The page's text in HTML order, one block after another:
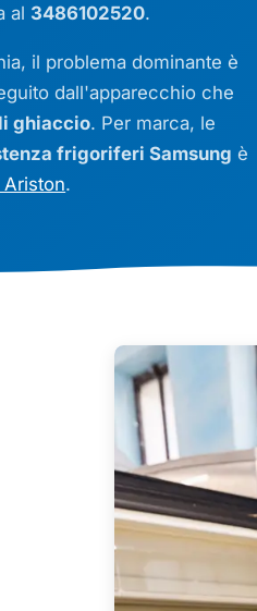
al 3486102520.
il problema dominante è
dall'apparecchio che
ghiaccio. Per marca, le
frigoriferi Samsung è
.